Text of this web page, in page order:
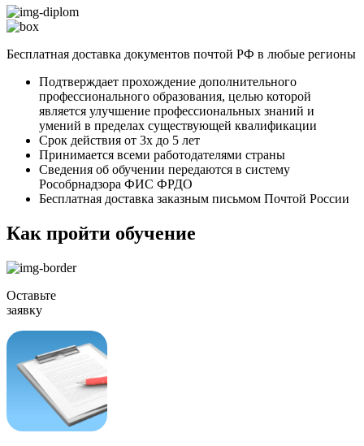
Бесплатная доставка документов почтой РФ в любые регионы
Подтверждает прохождение дополнительного
профессионального образования, целью которой
является улучшение профессиональных знаний и
умений в пределах существующей квалификации
Срок действия от 3х до 5 лет
Принимается всеми работодателями страны
Сведения об обучении передаются в систему
Рособрнадзора ФИС ФРДО
Бесплатная доставка заказным письмом Почтой России
Как пройти обучение
Оставьте
заявку